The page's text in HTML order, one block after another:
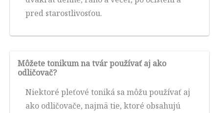
pred starostlivosťou.
Môžete tonikum na tvár používať aj ako
odličovač?
Niektoré pleťové toniká sa môžu používať aj
ako odličovače, najmä tie, ktoré obsahujú